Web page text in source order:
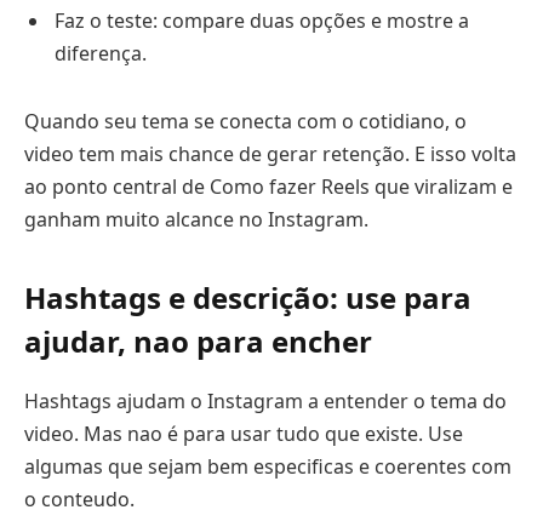
Faz o teste: compare duas opções e mostre a
diferença.
Quando seu tema se conecta com o cotidiano, o
video tem mais chance de gerar retenção. E isso volta
ao ponto central de Como fazer Reels que viralizam e
ganham muito alcance no Instagram.
Hashtags e descrição: use para
ajudar, nao para encher
Hashtags ajudam o Instagram a entender o tema do
video. Mas nao é para usar tudo que existe. Use
algumas que sejam bem especificas e coerentes com
o conteudo.